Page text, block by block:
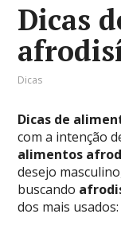
Dicas
Dicas
Dicas de
com a intenção
alimentos
desejo
buscando
dos mais usados: